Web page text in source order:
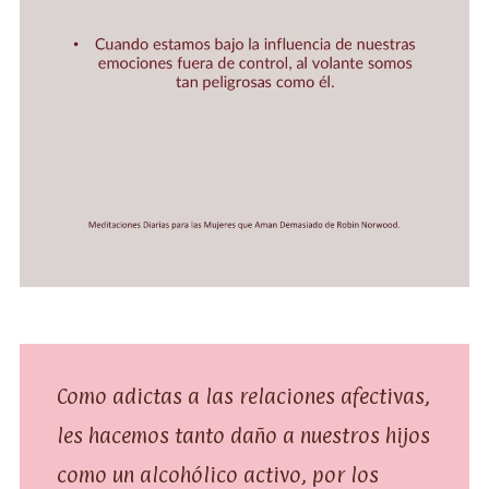
Como adictas a las relaciones afectivas,
les hacemos tanto daño a nuestros hijos
como un alcohólico activo, por los